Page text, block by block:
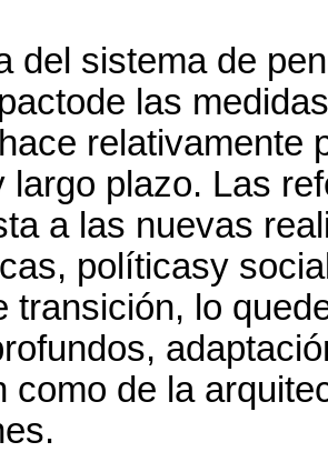
del sistema de
las
relativamente
largo plazo. Las
a las nuevas
políticasy
transición, lo
como de la